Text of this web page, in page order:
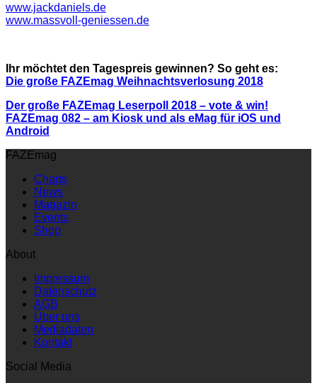
www.jackdaniels.de
www.massvoll-geniessen.de
Ihr möchtet den Tagespreis gewinnen? So geht es:
Die große FAZEmag Weihnachtsverlosung 2018
Der große FAZEmag Leserpoll 2018 – vote & win!
FAZEmag 082 – am Kiosk und als eMag für iOS und
Android
FAZEmag
Charts
News
Magazin
Events
Shop
About
Impressum
Datenschutz
AGB
Über uns
Mediadaten
Kontakt
Social Media